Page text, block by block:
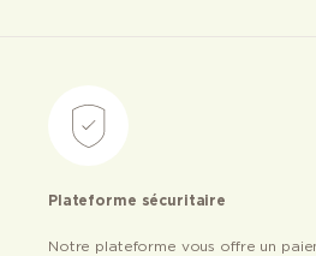
Plateforme sécuritaire
Notre plateforme vous offre un